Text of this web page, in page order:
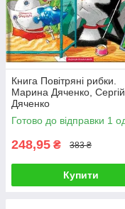
Книга Повітряні рибки.
Марина Дяченко, Сергій
Дяченко
Готово до відправки 1
248,95 ₴ 383 ₴
Купити